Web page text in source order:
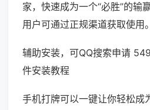
家，快速成为一个“必胜”的输
用户可通过正规渠道获取使用。
辅助安装，可QQ搜索申请
件安装教程
手机打牌可以一键让你轻松成